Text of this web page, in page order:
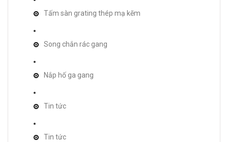
Tấm sàn grating thép mạ kẽm
Song chắn rác gang
Nắp hố ga gang
Tin tức
Tin tức